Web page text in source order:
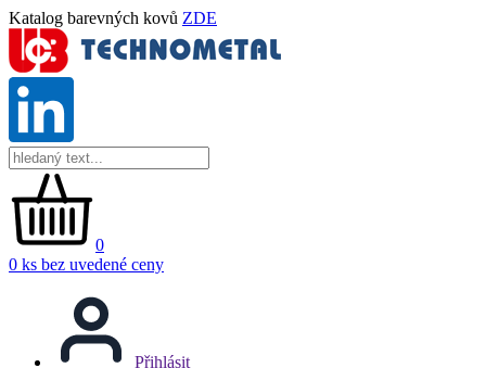
Katalog barevných kovů ZDE
0
0 ks bez uvedené ceny
Přihlásit